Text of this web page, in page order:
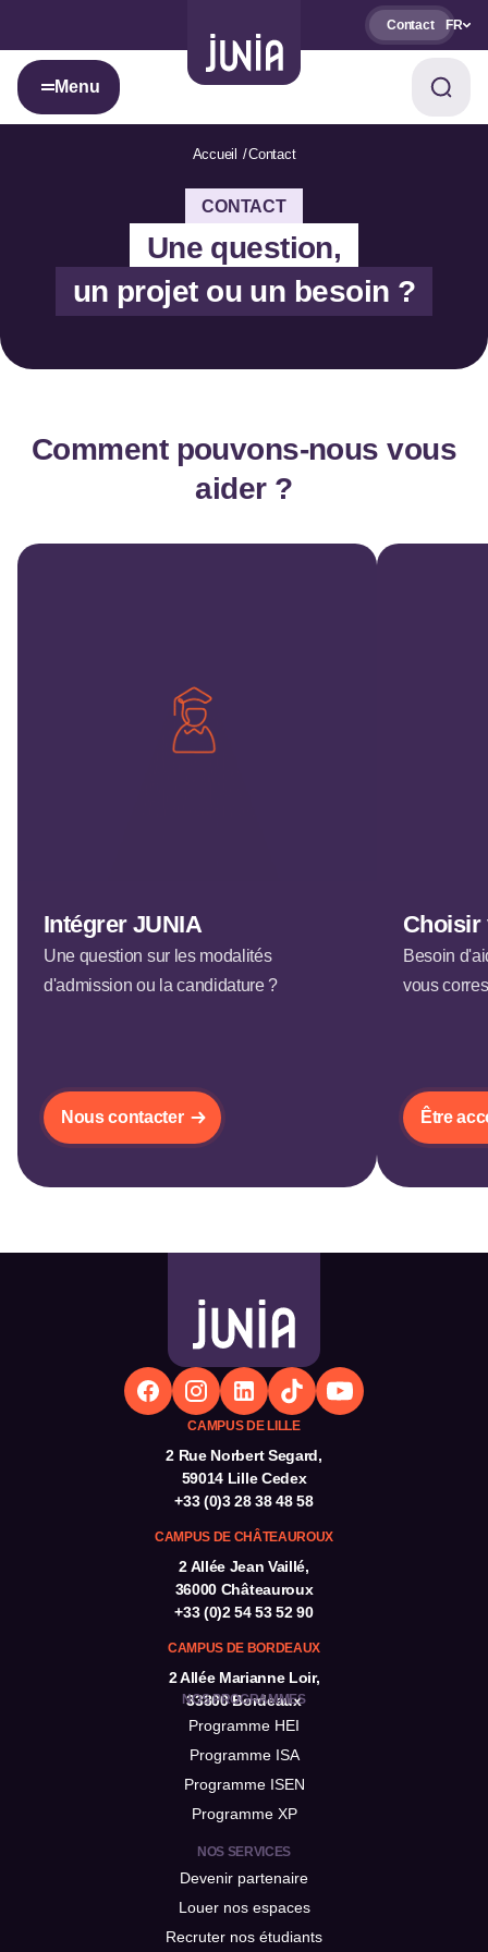
Contact FR
Menu
Accueil Contact
CONTACT
Une question,
un projet ou un besoin ?
Comment pouvons-nous vous
aider ?
Intégrer JUNIA
Une question sur les modalités
d'admission ou la candidature ?
Nous contacter
Choisir
Besoin
vous
Être
CAMPUS DE LILLE
2 Rue Norbert Segard,
59014 Lille Cedex
+33 (0)3 28 38 48 58
CAMPUS DE CHÂTEAUROUX
2 Allée Jean Vaillé,
36000 Châteauroux
+33 (0)2 54 53 52 90
CAMPUS DE BORDEAUX
2 Allée Marianne Loir,
33800 Bordeaux
NOS PROGRAMMES
Programme HEI
Programme ISA
Programme ISEN
Programme XP
NOS SERVICES
Devenir partenaire
Louer nos espaces
Recruter nos étudiants